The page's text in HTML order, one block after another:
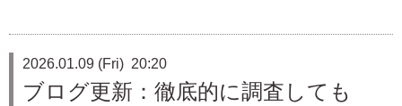
2026.01.09 (Fri) 20:20
ブログ更新：徹底的に調査しても